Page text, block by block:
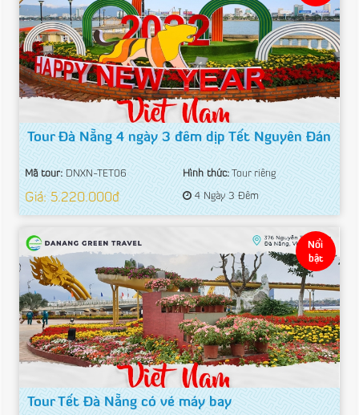
Tour Đà Nẵng 4 ngày 3 đêm dịp Tết Nguyên Đán
Mã tour: DNXN-TET06 Hình thức:Tour riêng
Giá: 5.220.000đ 4 Ngày 3 Đêm
Nổi
bật
Tour Tết Đà Nẵng có vé máy bay